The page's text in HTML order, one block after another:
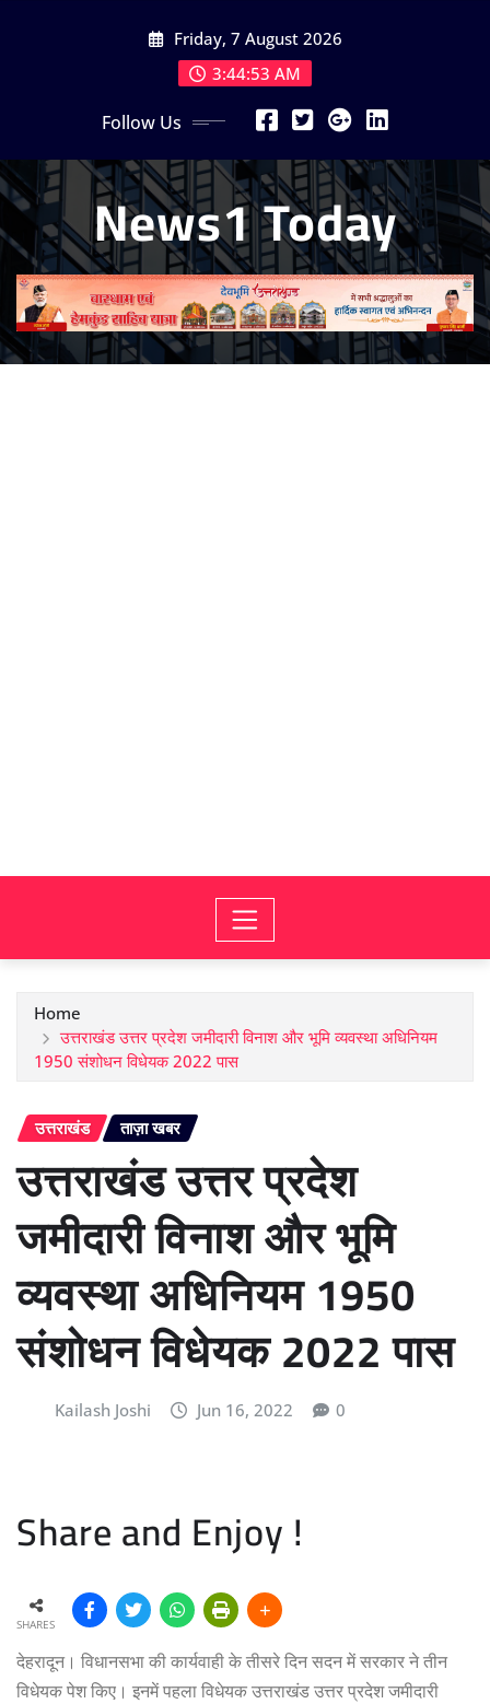
Friday, 7 August 2026
3:44:54 AM
Follow Us
News1 Today
Home
उत्तराखंड उत्तर प्रदेश जमीदारी विनाश और भूमि व्यवस्था अधिनियम
1950 संशोधन विधेयक 2022 पास
उत्तराखंड ताज़ा खबर
उत्तराखंड उत्तर प्रदेश
जमीदारी विनाश और भूमि
व्यवस्था अधिनियम 1950
संशोधन विधेयक 2022 पास
Kailash Joshi Jun 16, 2022 0
Share and Enjoy !
SHARES
देहरादून। विधानसभा की कार्यवाही के तीसरे दिन सदन में सरकार ने तीन
विधेयक पेश किए। इनमें पहला विधेयक उत्तराखंड उत्तर प्रदेश जमीदारी